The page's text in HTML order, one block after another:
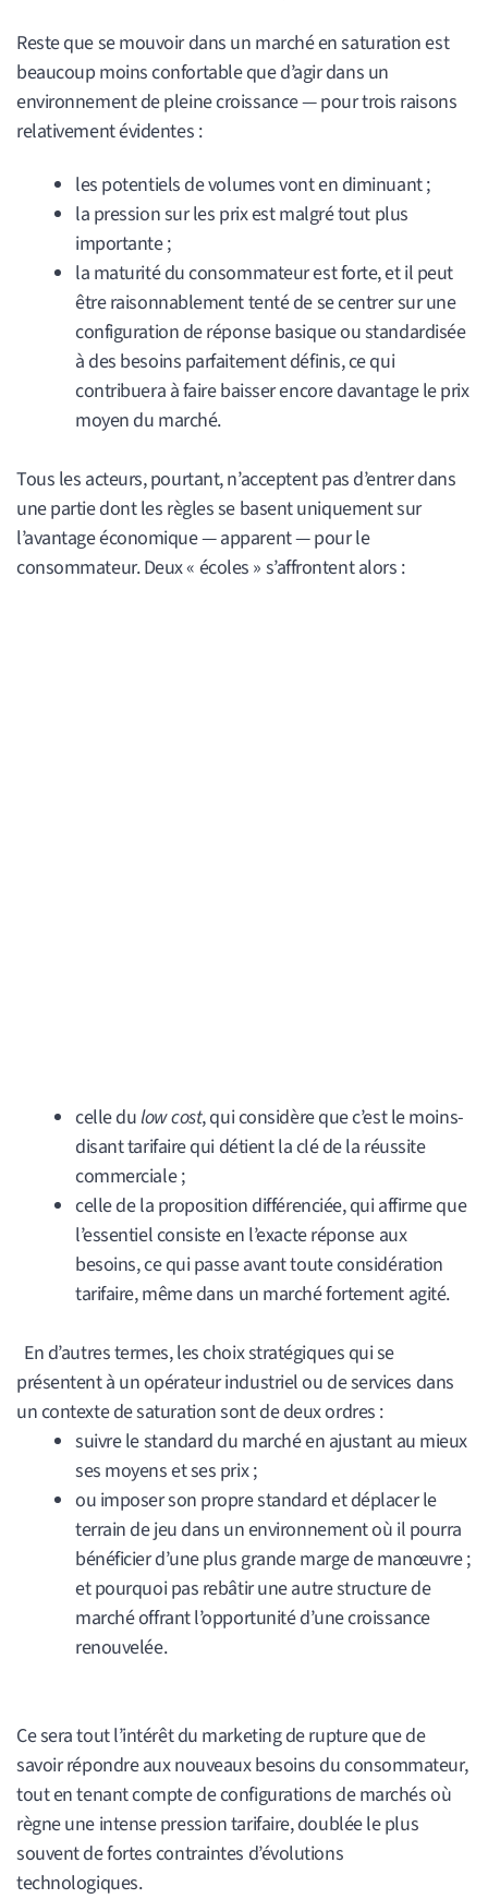
Reste que se mouvoir dans un marché en saturation est
beaucoup moins confortable que d’agir dans un
environnement de pleine croissance — pour trois raisons
relativement évidentes :
les potentiels de volumes vont en diminuant ;
la pression sur les prix est malgré tout plus
importante ;
la maturité du consommateur est forte, et il peut
être raisonnablement tenté de se centrer sur une
configuration de réponse basique ou standardisée
à des besoins parfaitement définis, ce qui
contribuera à faire baisser encore davantage le prix
moyen du marché.
Tous les acteurs, pourtant, n’acceptent pas d’entrer dans
une partie dont les règles se basent uniquement sur
l’avantage économique — apparent — pour le
consommateur. Deux « écoles » s’affrontent alors :
celle dulow cost, qui considère que c’est le moins-
disant tarifaire qui détient la clé de la réussite
commerciale ;
celle de la proposition différenciée, qui affirme que
l’essentiel consiste en l’exacte réponse aux
besoins, ce qui passe avant toute considération
tarifaire, même dans un marché fortement agité.
En d’autres termes, les choix stratégiques qui se
présentent à un opérateur industriel ou de services dans
un contexte de saturation sont de deux ordres :
suivre le standard du marché en ajustant au mieux
ses moyens et ses prix ;
ou imposer son propre standard et déplacer le
terrain de jeu dans un environnement où il pourra
bénéficier d’une plus grande marge de manœuvre ;
et pourquoi pas rebâtir une autre structure de
marché offrant l’opportunité d’une croissance
renouvelée.
Ce sera tout l’intérêt du marketing de rupture que de
savoir répondre aux nouveaux besoins du consommateur,
tout en tenant compte de configurations de marchés où
règne une intense pression tarifaire, doublée le plus
souvent de fortes contraintes d’évolutions
technologiques.